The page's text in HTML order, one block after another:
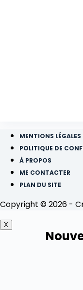
MENTIONS LÉGALES
POLITIQUE DE
À PROPOS
ME CONTACTER
PLAN DU SITE
Copyright © 2026 -
X